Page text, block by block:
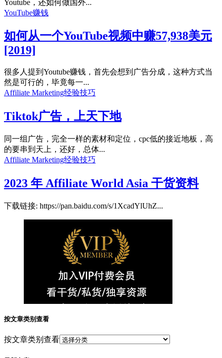
Youtube，还如何做国外...
YouTube赚钱
如何从一个YouTube视频中赚57,938美元
[2019]
很多人提到Youtube赚钱，首先会想到广告分成，这种方式当
然是可行的，毕竟每一...
Affiliate Marketing经验技巧
Tiktok广告，上天下地
同一组广告，完全一样的素材和定位，cpc低的接近地板，高
的要串到天上，还好，总体...
Affiliate Marketing经验技巧
2023 年 Affiliate World Asia 干货资料
下载链接: https://pan.baidu.com/s/1XcadYlUhZ...
按文章类别查看
按文章类别查看